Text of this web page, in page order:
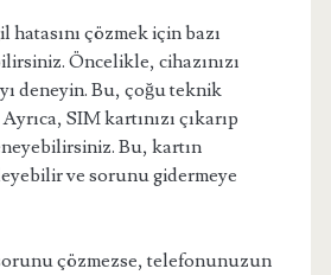
hatasını çözmek için bazı
Öncelikle, cihazınızı
deneyin. Bu, çoğu teknik
SIM kartınızı çıkarıp
Bu, kartın
ve sorunu gidermeye
çözmezse, telefonunuzun